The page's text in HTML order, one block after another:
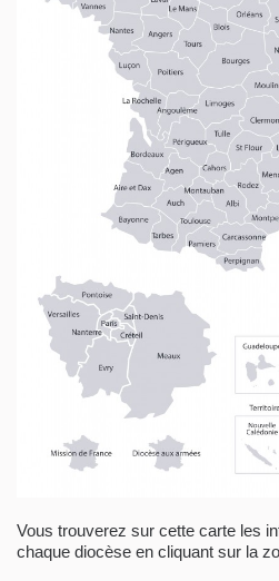
Vous trouverez sur cette carte les
chaque diocèse en cliquant sur la